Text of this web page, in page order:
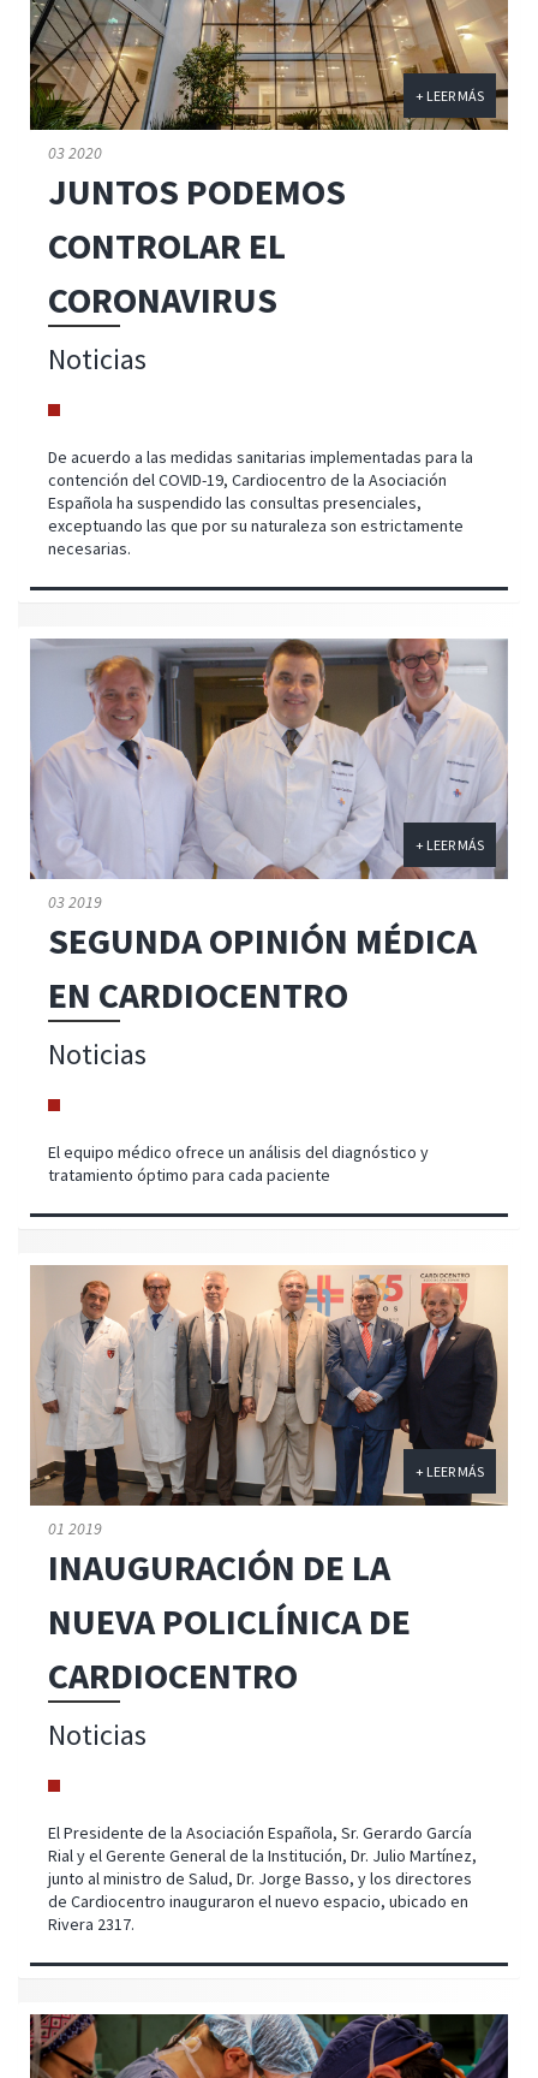
03 2020
JUNTOS PODEMOS
CONTROLAR EL
CORONAVIRUS
Noticias
De acuerdo a las medidas sanitarias implementadas para la
contención del COVID-19, Cardiocentro de la Asociación
Española ha suspendido las consultas presenciales,
exceptuando las que por su naturaleza son estrictamente
necesarias.
+ LEER MÁS
03 2019
SEGUNDA OPINIÓN MÉDICA
EN CARDIOCENTRO
Noticias
El equipo médico ofrece un análisis del diagnóstico y
tratamiento óptimo para cada paciente
+ LEER MÁS
01 2019
INAUGURACIÓN DE LA
NUEVA POLICLÍNICA DE
CARDIOCENTRO
Noticias
El Presidente de la Asociación Española, Sr. Gerardo García
Rial y el Gerente General de la Institución, Dr. Julio Martínez,
junto al ministro de Salud, Dr. Jorge Basso, y los directores
de Cardiocentro inauguraron el nuevo espacio, ubicado en
Rivera 2317.
+ LEER MÁS